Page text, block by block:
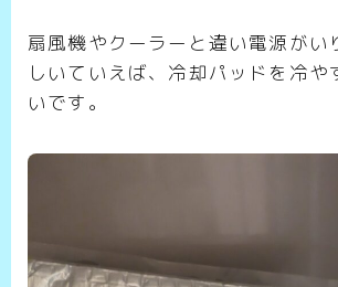
扇風機やクーラーと違い電源がい
しいていえば、冷却パッドを冷や
いです。